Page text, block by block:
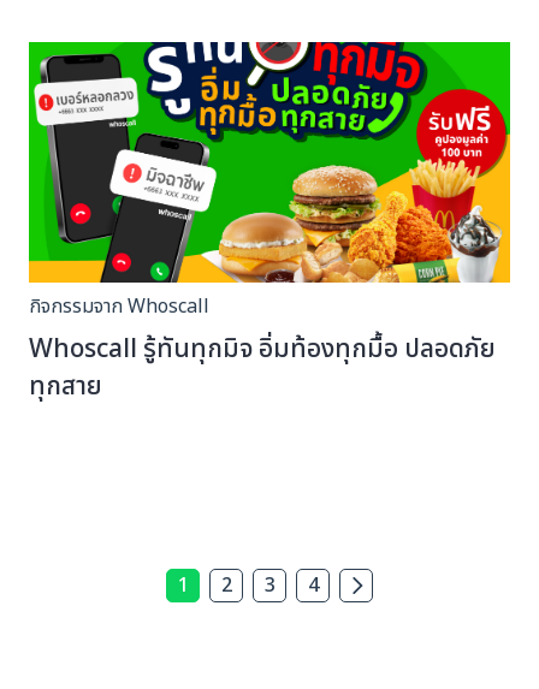
กิจกรรมจาก Whoscall
Whoscall รู้ทันทุกมิจ อิ่มท้องทุกมื้อ ปลอดภัย
ทุกสาย
1 2 3 4